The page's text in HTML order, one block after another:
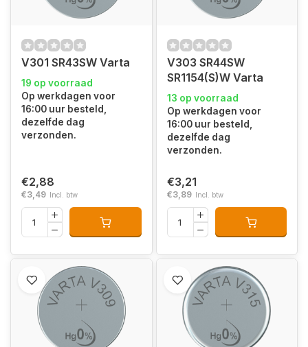
V301 SR43SW Varta
19 op voorraad
Op werkdagen voor
16:00 uur besteld,
dezelfde dag
verzonden.
€2,88
€3,49 Incl. btw
V303 SR44SW
SR1154(S)W Varta
13 op voorraad
Op werkdagen voor
16:00 uur besteld,
dezelfde dag
verzonden.
€3,21
€3,89 Incl. btw